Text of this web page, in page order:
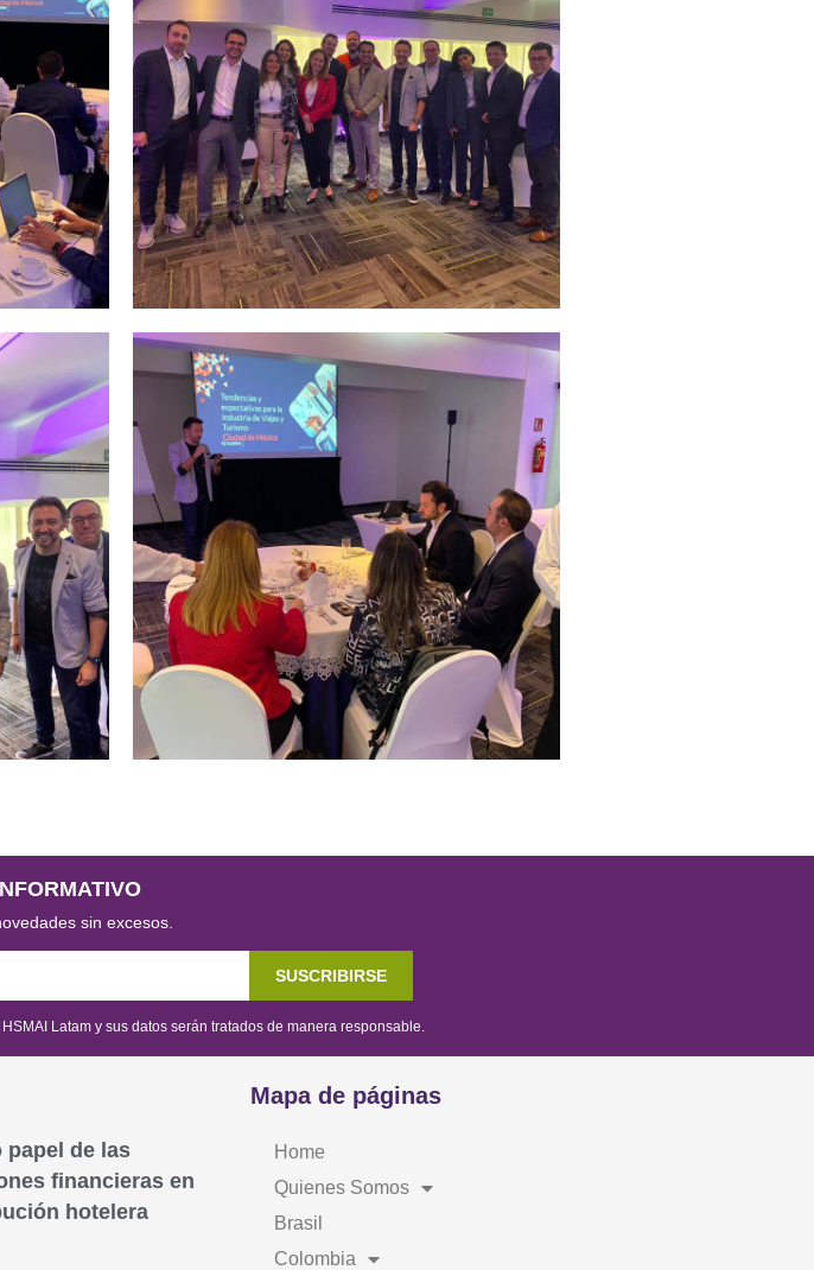
sin excesos.
SUSCRIBIRSE
Latam y sus datos serán tratados de manera responsable.
papel de las
financieras en
hotelera
Mapa de páginas
Home
Quienes Somos
Brasil
Colombia